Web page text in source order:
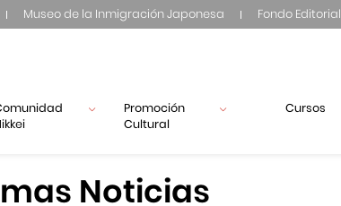
Museo de la Inmigración Japonesa Fondo Editorial
Promoción
Cultural
Cursos
Noticias